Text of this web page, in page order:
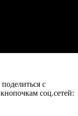
с
соц.сетей: